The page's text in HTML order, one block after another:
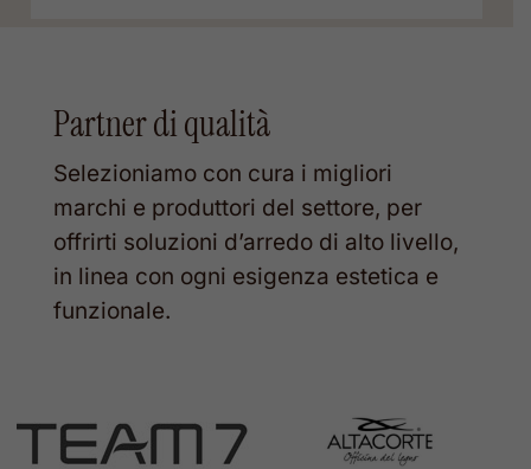
Partner di qualità
Selezioniamo con cura i migliori
marchi e produttori del settore, per
offrirti soluzioni d’arredo di alto livello,
in linea con ogni esigenza estetica e
funzionale.